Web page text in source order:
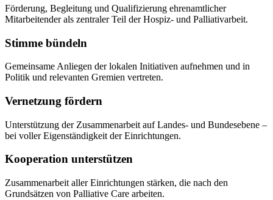
Förderung, Begleitung und Qualifizierung ehrenamtlicher
Mitarbeitender als zentraler Teil der Hospiz- und Palliativarbeit.
Stimme bündeln
Gemeinsame Anliegen der lokalen Initiativen aufnehmen und in
Politik und relevanten Gremien vertreten.
Vernetzung fördern
Unterstützung der Zusammenarbeit auf Landes- und Bundesebene –
bei voller Eigenständigkeit der Einrichtungen.
Kooperation unterstützen
Zusammenarbeit aller Einrichtungen stärken, die nach den
Grundsätzen von Palliative Care arbeiten.